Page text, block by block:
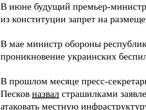
В июне будущий премьер-
из конституции запрет на
В мае министр обороны
проникновение украинских
В прошлом месяце пресс-
Песков назвал страшилками
атаковать местную